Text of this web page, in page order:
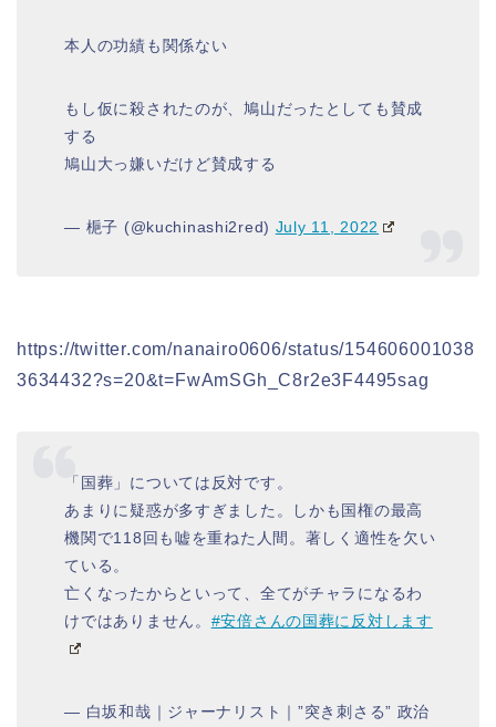
本人の功績も関係ない
もし仮に殺されたのが、鳩山だったとしても賛成
する
鳩山大っ嫌いだけど賛成する
— 梔子 (@kuchinashi2red) July 11, 2022
https://twitter.com/nanairo0606/status/154606001038
3634432?s=20&t=FwAmSGh_C8r2e3F4495sag
「国葬」については反対です。
あまりに疑惑が多すぎました。しかも国権の最高
機関で118回も嘘を重ねた人間。著しく適性を欠い
ている。
亡くなったからといって、全てがチャラになるわ
けではありません。 #安倍さんの国葬に反対します
— 白坂和哉｜ジャーナリスト｜”突き刺さる” 政治